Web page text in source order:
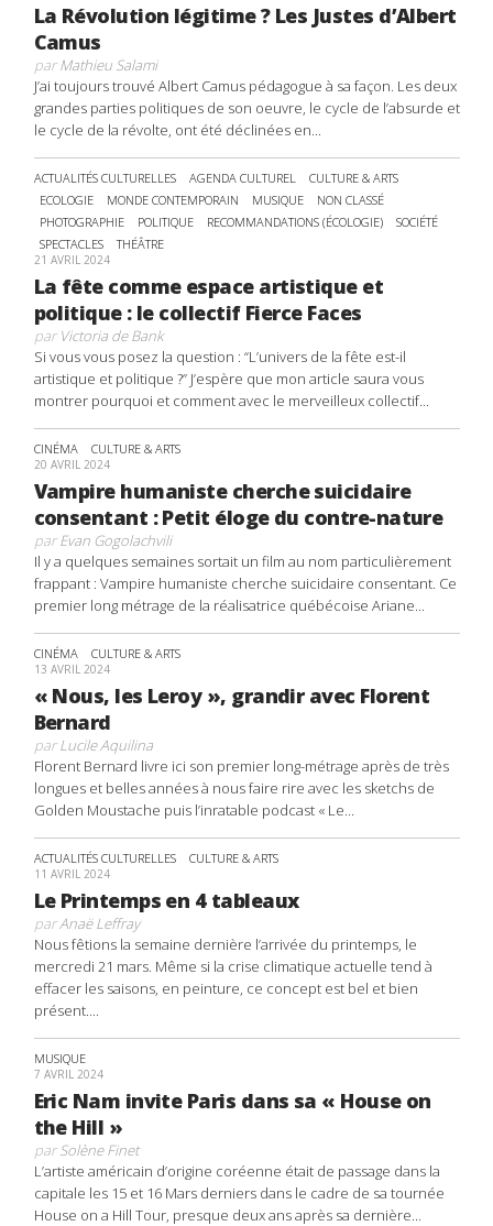
La Révolution légitime ? Les Justes d’Albert
Camus
parMathieu Salami
J’ai toujours trouvé Albert Camus pédagogue à sa façon. Les deux
grandes parties politiques de son oeuvre, le cycle de l’absurde et
le cycle de la révolte, ont été déclinées en...
ACTUALITÉS CULTURELLES AGENDA CULTUREL
CULTURE & ARTS
ECOLOGIE
MONDE CONTEMPORAIN MUSIQUE
NON CLASSÉ
PHOTOGRAPHIE
POLITIQUE RECOMMANDATIONS (ÉCOLOGIE)
SOCIÉTÉ
SPECTACLES
THÉÂTRE
21 AVRIL 2024
La fête comme espace artistique et
politique : le collectif Fierce Faces
parVictoria de Bank
Si vous vous posez la question : “L’univers de la fête est-il
artistique et politique ?” J’espère que mon article saura vous
montrer pourquoi et comment avec le merveilleux collectif...
CINÉMA CULTURE & ARTS
20 AVRIL 2024
Vampire humaniste cherche suicidaire
consentant : Petit éloge du contre-nature
parEvan Gogolachvili
Il y a quelques semaines sortait un film au nom particulièrement
frappant : Vampire humaniste cherche suicidaire consentant. Ce
premier long métrage de la réalisatrice québécoise Ariane...
CINÉMA CULTURE & ARTS
13 AVRIL 2024
« Nous, les Leroy », grandir avec Florent
Bernard
parLucile Aquilina
Florent Bernard livre ici son premier long-métrage après de très
longues et belles années à nous faire rire avec les sketchs de
Golden Moustache puis l’inratable podcast « Le...
ACTUALITÉS CULTURELLES CULTURE & ARTS
11 AVRIL 2024
Le Printemps en 4 tableaux
parAnaë Leffray
Nous fêtions la semaine dernière l’arrivée du printemps, le
mercredi 21 mars. Même si la crise climatique actuelle tend à
effacer les saisons, en peinture, ce concept est bel et bien
présent....
MUSIQUE
7 AVRIL 2024
Eric Nam invite Paris dans sa « House on
the Hill »
parSolène Finet
L’artiste américain d’origine coréenne était de passage dans la
capitale les 15 et 16 Mars derniers dans le cadre de sa tournée
House on a Hill Tour, presque deux ans après sa dernière...